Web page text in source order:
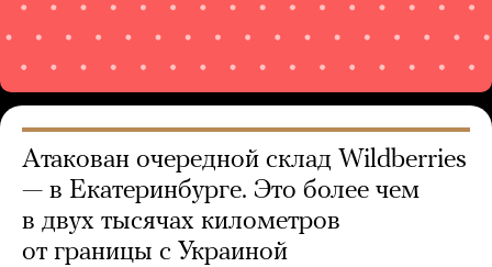
Атакован очередной склад Wildberries
— в Екатеринбурге. Это более чем
в двух тысячах километров
от границы с Украиной